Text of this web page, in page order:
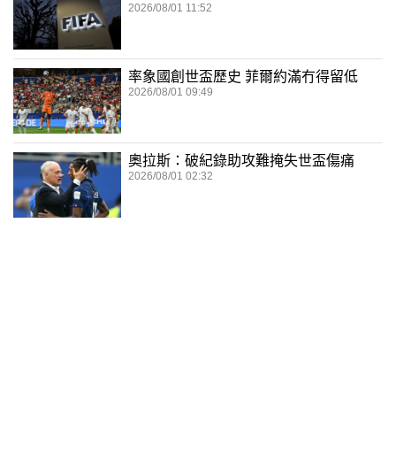
2026/08/01 11:52
率象國創世盃歷史 菲爾約滿冇得留低
2026/08/01 09:49
奧拉斯：破紀錄助攻難掩失世盃傷痛
2026/08/01 02:32